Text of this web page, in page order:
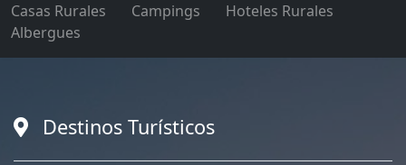
Casas Rurales Campings
Hoteles Rurales
Albergues
Destinos Turísticos